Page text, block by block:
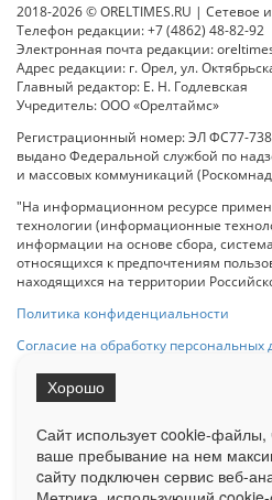
2018-2026 © ORELTIMES.RU | Сетевое
Телефон редакции: +7 (4862) 48-82-92
Электронная почта редакции:
Адрес редакции: г. Орел, ул.
Главный редактор: Е. Н. Годлевская
Учредитель: ООО «Орелтаймс»
Регистрационный номер: ЭЛ ФС77-
выдано Федеральной службой по
и массовых коммуникаций
"На информационном ресурсе
технологии (информационные
информации на основе сбора,
относящихся к предпочтениям
находящихся на территории
Политика конфиденциальности
Согласие на обработку персональных
на Сетевое издание «ОрелТаймс»
Ограниченная статистика
Сайт использует cookie-файлы,
ваше пребывание на нем
cайту подключен сервис веб-
Хорошо